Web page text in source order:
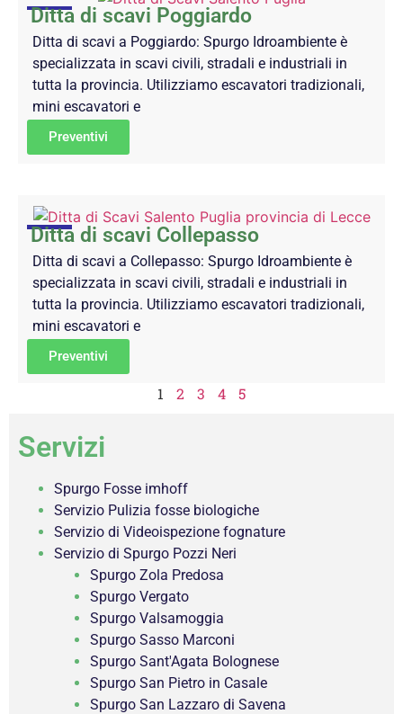
Ditta di scavi Poggiardo
Ditta di scavi a Poggiardo: Spurgo Idroambiente è
specializzata in scavi civili, stradali e industriali in
tutta la provincia. Utilizziamo escavatori tradizionali,
mini escavatori e
Preventivi
Ditta di scavi Collepasso
Ditta di scavi a Collepasso: Spurgo Idroambiente è
specializzata in scavi civili, stradali e industriali in
tutta la provincia. Utilizziamo escavatori tradizionali,
mini escavatori e
Preventivi
1 2 3 4 5
Servizi
Spurgo Fosse imhoff
Servizio Pulizia fosse biologiche
Servizio di Videoispezione fognature
Servizio di Spurgo Pozzi Neri
Spurgo Zola Predosa
Spurgo Vergato
Spurgo Valsamoggia
Spurgo Sasso Marconi
Spurgo Sant'Agata Bolognese
Spurgo San Pietro in Casale
Spurgo San Lazzaro di Savena